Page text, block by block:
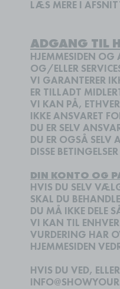
LÆS MERE I
ADGANG TIL
HJEMMESIDEN OG
OG/ELLER
VI GARANTERER
ER TILLADT
VI KAN PÅ,
IKKE ANSVARET
DU ER SELV
DU ER OGSÅ SELV
DISSE
DIN KONTO OG
HVIS DU SELV
SKAL DU
DU MÅ IKKE DELE
VI KAN TIL ENHVER
VURDERING HAR
HJEMMESIDEN
HVIS DU VED,